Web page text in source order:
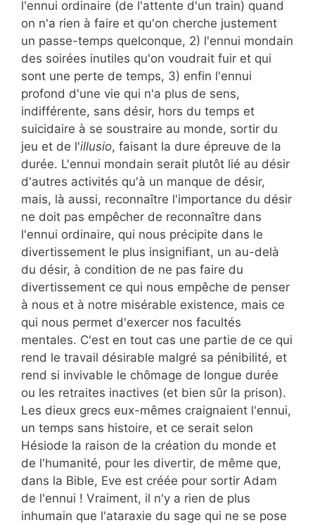
l'ennui ordinaire (de l'attente d'un train) quand
on n'a rien à faire et qu'on cherche justement
un passe-temps quelconque, 2) l'ennui mondain
des soirées inutiles qu'on voudrait fuir et qui
sont une perte de temps, 3) enfin l'ennui
profond d'une vie qui n'a plus de sens,
indifférente, sans désir, hors du temps et
suicidaire à se soustraire au monde, sortir du
jeu et de l'illusio, faisant la dure épreuve de la
durée. L'ennui mondain serait plutôt lié au désir
d'autres activités qu'à un manque de désir,
mais, là aussi, reconnaître l'importance du désir
ne doit pas empêcher de reconnaître dans
l'ennui ordinaire, qui nous précipite dans le
divertissement le plus insignifiant, un au-delà
du désir, à condition de ne pas faire du
divertissement ce qui nous empêche de penser
à nous et à notre misérable existence, mais ce
qui nous permet d'exercer nos facultés
mentales. C'est en tout cas une partie de ce qui
rend le travail désirable malgré sa pénibilité, et
rend si invivable le chômage de longue durée
ou les retraites inactives (et bien sûr la prison).
Les dieux grecs eux-mêmes craignaient l'ennui,
un temps sans histoire, et ce serait selon
Hésiode la raison de la création du monde et
de l'humanité, pour les divertir, de même que,
dans la Bible, Eve est créée pour sortir Adam
de l'ennui ! Vraiment, il n'y a rien de plus
inhumain que l'ataraxie du sage qui ne se pose